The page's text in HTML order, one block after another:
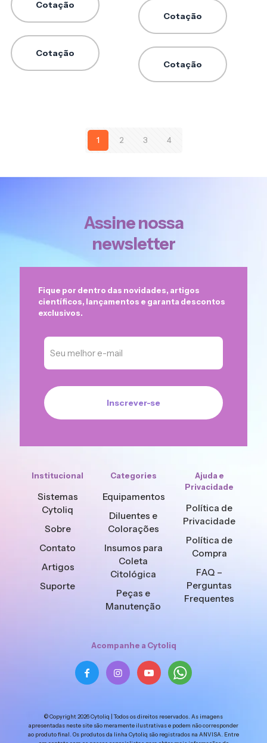
Cotação
Cotação
Cotação
Cotação
1 2 3 4
Assine nossa
newsletter
Fique por dentro das novidades, artigos
científicos, lançamentos e garanta descontos
exclusivos.
Institucional
Sistemas
Cytoliq
Sobre
Contato
Artigos
Suporte
Categories
Equipamentos
Diluentes e
Colorações
Insumos para
Coleta
Citológica
Peças e
Manutenção
Ajuda e
Privacidade
Política de
Privacidade
Política de
Compra
FAQ –
Perguntas
Frequentes
Acompanhe a Cytoliq
© Copyright 2026 Cytoliq | Todos os direitos reservados. As imagens
apresentadas neste site são meramente ilustrativas e podem não corresponder
ao produto final. Os produtos da linha Cytoliq são registrados na ANVISA. Entre